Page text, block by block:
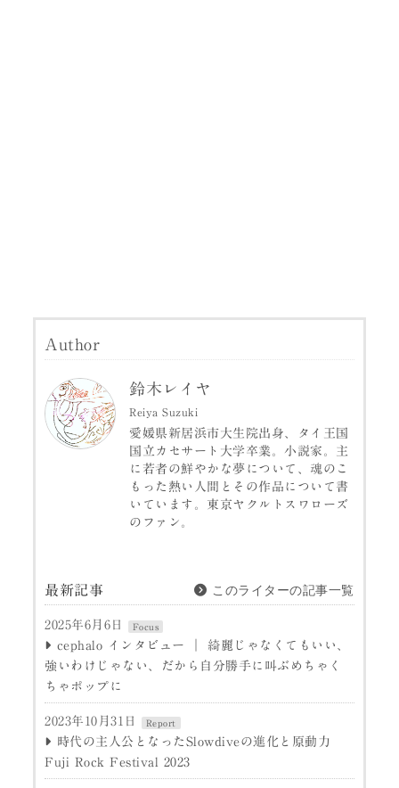
Author
鈴木レイヤ
Reiya Suzuki
愛媛県新居浜市大生院出身、タイ王国
国立カセサート大学卒業。小説家。主
に若者の鮮やかな夢について、魂のこ
もった熱い人間とその作品について書
いています。東京ヤクルトスワローズ
のファン。
最新記事 このライターの記事一覧
2025年6月6日 Focus
cephalo インタビュー ｜ 綺麗じゃなくてもいい、
強いわけじゃない、だから自分勝手に叫ぶめちゃく
ちゃポップに
2023年10月31日 Report
時代の主人公となったSlowdiveの進化と原動力
Fuji Rock Festival 2023